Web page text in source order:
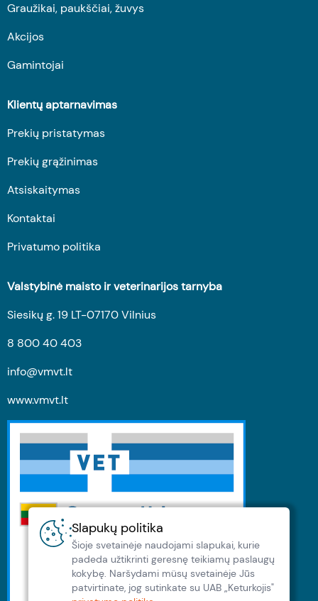
Slapukų politika
Šioje svetainėje naudojami slapukai, kurie
padeda užtikrinti geresnę teikiamų paslaugų
kokybę. Naršydami müsų svetainėje Jūs
patvirtinate, jog sutinkate su UAB „Keturkojis"
Graužikai, paukščiai, žuvys
Akcijos
Gamintojai
Klientų aptarnavimas
Prekių pristatymas
Prekių grąžinimas
Atsiskaitymas
Kontaktai
Privatumo politika
Valstybinė maisto ir veterinarijos tarnyba
Siesikų g. 19 LT-07170 Vilnius
8 800 40 403
info@vmvt.lt
www.vmvt.lt